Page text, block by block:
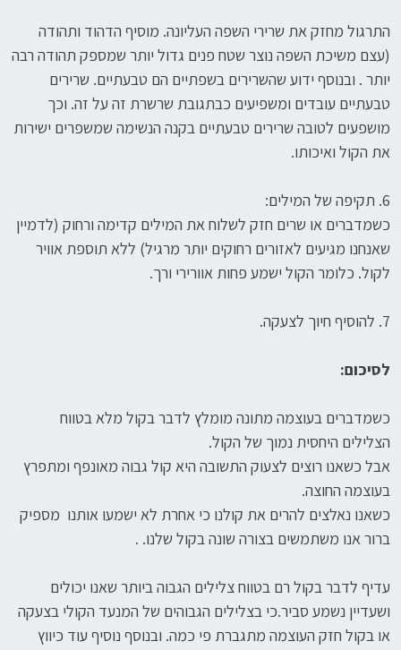
התרגול מחזק את שרירי השפה העליונה. מוסיף הדהוד ותהודה
(עצם משיכת השפה נוצר שטח פנים גדול יותר שמספק תהודה רבה
יותר . ובנוסף ידוע שהשרירים בשפתיים הם טבעתיים. שרירים
טבעתיים עובדים ומשפיעים כבתגובת שרשרת זה על זה. וכך
מושפעים לטובה שרירים טבעתיים בקנה הנשימה שמשפרים ישירות
את הקול ואיכותו.
6. תקיפה של המילים:
כשמדברים או שרים חזק לשלוח את המילים קדימה ורחוק (לדמיין
שאנחנו מגיעים לאזורים רחוקים יותר מרגיל) ללא תוספת אוויר
לקול. כלומר הקול ישמע פחות אוורירי ורך.
7. להוסיף חיוך לצעקה.
לסיכום:
כשמדברים בעוצמה מתונה מומלץ לדבר בקול מלא בטווח
הצלילים היחסית נמוך של הקול.
אבל כשאנו רוצים לצעוק התשובה היא קול גבוה מאונפף ומתפרץ
בעוצמה החוצה.
כשאנו נאלצים להרים את קולנו כי אחרת לא ישמעו אותנו מספיק
ברור אנו משתמשים בצורה שונה בקול שלנו. .
עדיף לדבר בקול רם בטווח צלילים הגבוה ביותר שאנו יכולים
ושעדיין נשמע סביר.כי בצלילים הגבוהים של המנעד הקולי בצעקה
או בקול חזק העוצמה מתגברת פי כמה. ובנוסף נוסיף עוד כיווץ